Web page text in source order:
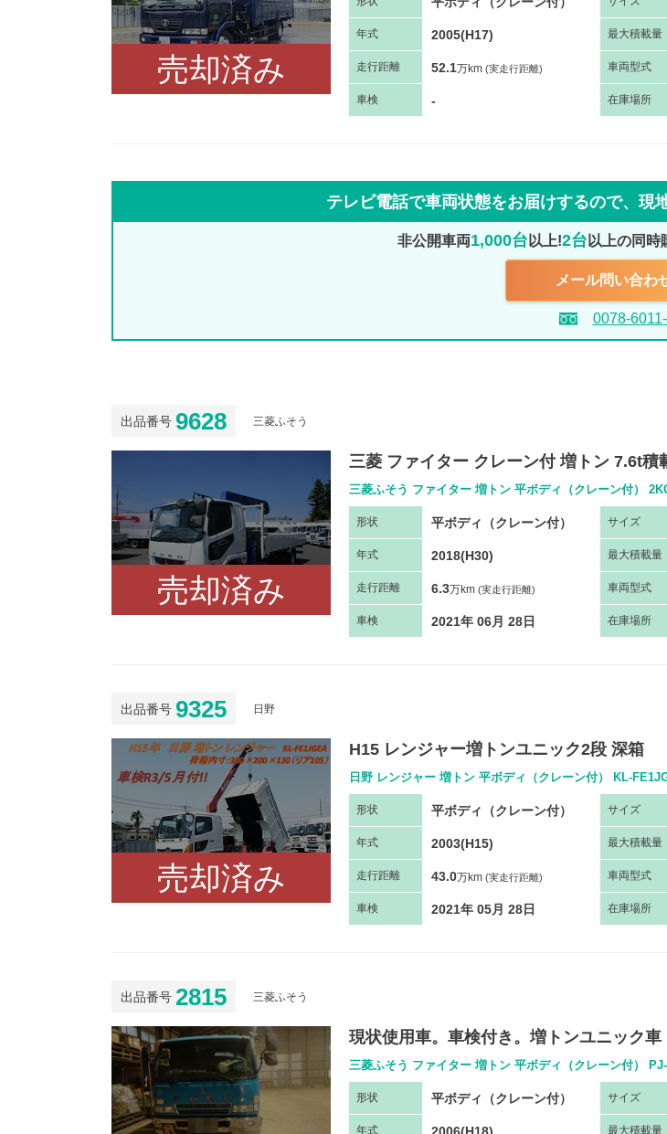
売却済み
年式 2005(H17) 最大積載量
走行距離 52.1万km (実走行距離) 車両型式
車検 - 在庫場所
テレビ電話で車両状態をお届けするので、 現
非公開車両1,000台 以上!2台 以上の同時
メール問い合わ
0078-
出品番号 9628 三菱ふそう
売却済み
三菱 ファイター クレーン付 増トン 7.6t積
三菱ふそう ファイター 増トン 平ボディ（クレーン付）
形状 平ボディ（クレーン付） サイズ
年式 2018(H30) 最大積載量
走行距離 6.3万km (実走行距離) 車両型式
車検 2021年 06月 28日 在庫場所
出品番号 9325 日野
売却済み
H15 レンジャー増トンユニック2段 深箱
日野 レンジャー 増トン 平ボディ（クレーン付） KL-
形状 平ボディ（クレーン付） サイズ
年式 2003(H15) 最大積載量
走行距離 43.0万km (実走行距離) 車両型式
車検 2021年 05月 28日 在庫場所
出品番号 2815 三菱ふそう
現状使用車。車検付き。増トンユニック車
三菱ふそう ファイター 増トン 平ボディ（クレーン付）
形状 平ボディ（クレーン付） サイズ
年式 2006(H18) 最大積載量